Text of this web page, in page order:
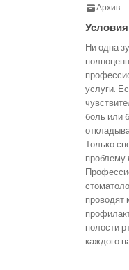
Архив
Ни одна
услуги.
боль или
Только
проблему
проводят
полости
каждого